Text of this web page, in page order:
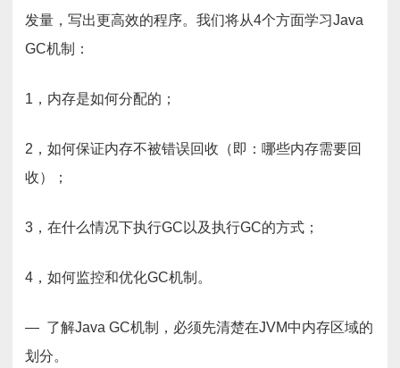
发量，写出更高效的程序。我们将从4个方面学习Java
GC机制：
1，内存是如何分配的；
2，如何保证内存不被错误回收（即：哪些内存需要回
收）；
3，在什么情况下执行GC以及执行GC的方式；
4，如何监控和优化GC机制。
— 了解Java GC机制，必须先清楚在JVM中内存区域的
划分。